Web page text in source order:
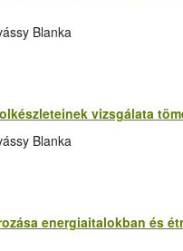
Blanka
vizsgálata
Blanka
energiaitalokban és